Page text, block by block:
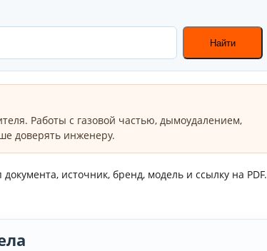
Найти
Работы с газовой частью, дымоудалением,
доверять инженеру.
источник, бренд, модель и ссылку на PDF.